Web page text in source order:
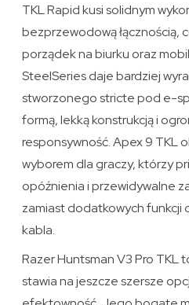
TKL Rapid kusi solidnym
bezprzewodową łącznością,
porządek na biurku oraz
SteelSeries daje bardziej
stworzonego stricte pod e-
formą, lekką konstrukcją i
responsywność. Apex 9 TKL
wyborem dla graczy, którzy
opóźnienia i przewidywalne
zamiast dodatkowych funkcji
kabla.
Razer Huntsman V3 Pro TKL
stawia na jeszcze szersze